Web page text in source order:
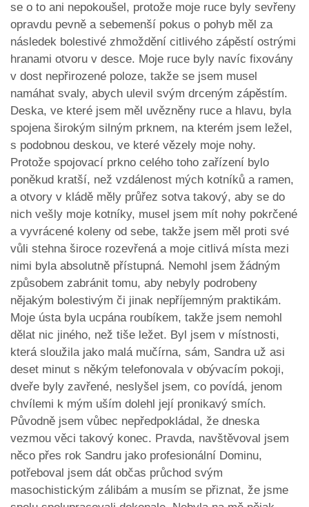
se o to ani nepokoušel, protože moje ruce byly sevřeny
opravdu pevně a sebemenší pokus o pohyb měl za
následek bolestivé zhmoždění citlivého zápěstí ostrými
hranami otvoru v desce. Moje ruce byly navíc fixovány
v dost nepřirozené poloze, takže se jsem musel
namáhat svaly, abych ulevil svým drceným zápěstím.
Deska, ve které jsem měl uvězněny ruce a hlavu, byla
spojena širokým silným prknem, na kterém jsem ležel,
s podobnou deskou, ve které vězely moje nohy.
Protože spojovací prkno celého toho zařízení bylo
poněkud kratší, než vzdálenost mých kotníků a ramen,
a otvory v kládě měly průřez sotva takový, aby se do
nich vešly moje kotníky, musel jsem mít nohy pokrčené
a vyvrácené koleny od sebe, takže jsem měl proti své
vůli stehna široce rozevřená a moje citlivá místa mezi
nimi byla absolutně přístupná. Nemohl jsem žádným
způsobem zabránit tomu, aby nebyly podrobeny
nějakým bolestivým či jinak nepříjemným praktikám.
Moje ústa byla ucpána roubíkem, takže jsem nemohl
dělat nic jiného, než tiše ležet. Byl jsem v místnosti,
která sloužila jako malá mučírna, sám, Sandra už asi
deset minut s někým telefonovala v obývacím pokoji,
dveře byly zavřené, neslyšel jsem, co povídá, jenom
chvílemi k mým uším dolehl její pronikavý smích.
Původně jsem vůbec nepředpokládal, že dneska
vezmou věci takový konec. Pravda, navštěvoval jsem
něco přes rok Sandru jako profesionální Dominu,
potřeboval jsem dát občas průchod svým
masochistickým zálibám a musím se přiznat, že jsme